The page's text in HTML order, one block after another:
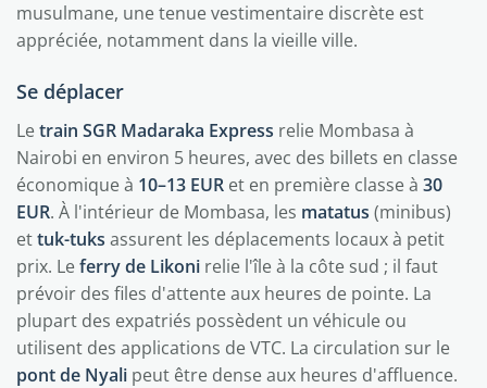
musulmane, une tenue vestimentaire discrète est
appréciée, notamment dans la vieille ville.
Se déplacer
Letrain SGR Madaraka Express relie Mombasa à
Nairobi en environ 5 heures, avec des billets en classe
économique à 10–13 EUR et en première classe à 30
EUR. À l'intérieur de Mombasa, les matatus (minibus)
ettuk-tuks assurent les déplacements locaux à petit
prix. Leferry de Likoni relie l'île à la côte sud ; il faut
prévoir des files d'attente aux heures de pointe. La
plupart des expatriés possèdent un véhicule ou
utilisent des applications de VTC. La circulation sur le
pont de Nyali peut être dense aux heures d'affluence.